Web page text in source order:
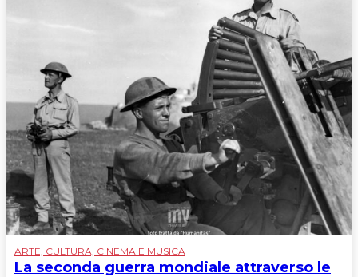
ARTE, CULTURA, CINEMA E MUSICA
La seconda guerra mondiale attraverso le